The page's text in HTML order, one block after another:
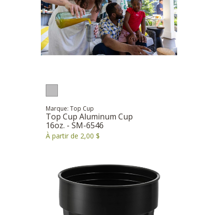
Marque: Top Cup
Top Cup Aluminum Cup
16oz. - SM-6546
À partir de 2,00 $